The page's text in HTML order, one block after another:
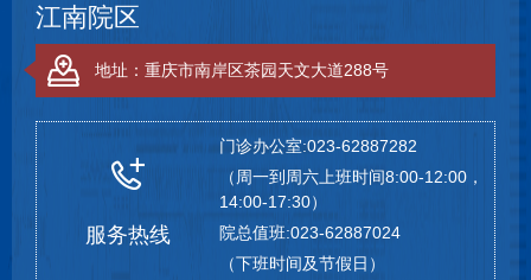
江南院区
地址：重庆市南岸区茶园天文大道288号
服务热线
门诊办公室:023-62887282
（周一到周六上班时间8:00-12:00，
14:00-17:30）
院总值班:023-62887024
（下班时间及节假日）